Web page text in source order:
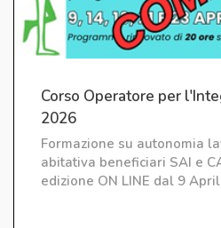
Corso Operatore per
2026
Formazione su autonomia
abitativa beneficiari SAI e
edizione ON LINE dal 9